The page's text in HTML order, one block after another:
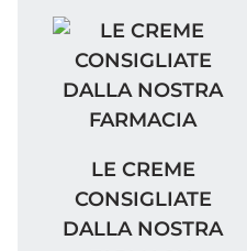
LE CREME
LE CREME
CONSIGLIATE
DALLA NOSTRA